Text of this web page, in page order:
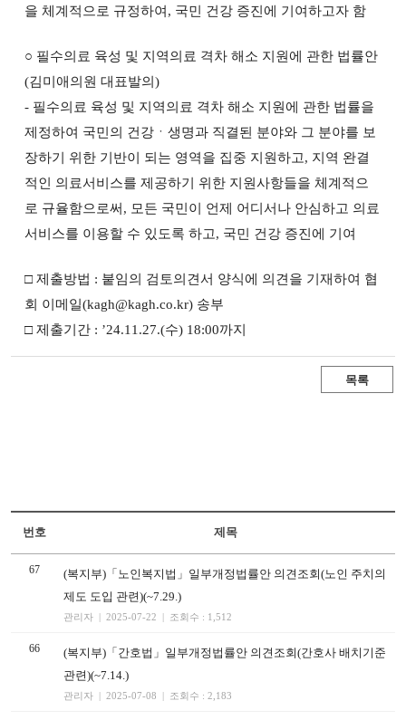
을 체계적으로 규정하여, 국민 건강 증진에 기여하고자 함
○ 필수의료 육성 및 지역의료 격차 해소 지원에 관한 법률안
(김미애의원 대표발의)
- 필수의료 육성 및 지역의료 격차 해소 지원에 관한 법률을
제정하여 국민의 건강ㆍ생명과 직결된 분야와 그 분야를 보
장하기 위한 기반이 되는 영역을 집중 지원하고, 지역 완결
적인 의료서비스를 제공하기 위한 지원사항들을 체계적으
로 규율함으로써, 모든 국민이 언제 어디서나 안심하고 의료
서비스를 이용할 수 있도록 하고, 국민 건강 증진에 기여
□ 제출방법 : 붙임의 검토의견서 양식에 의견을 기재하여 협
회 이메일(kagh@kagh.co.kr) 송부
□ 제출기간 : ’24.11.27.(수) 18:00까지
목록
번호 제목
67
(복지부)「노인복지법」일부개정법률안 의견조회(노인 주치의
제도 도입 관련)(~7.29.)
관리자 | 2025-07-22 | 조회수 : 1,512
66
(복지부)「간호법」일부개정법률안 의견조회(간호사 배치기준
관련)(~7.14.)
관리자 | 2025-07-08 | 조회수 : 2,183